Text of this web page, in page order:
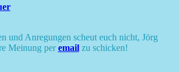
und Anregungen scheut euch nicht, Jörg
Meinung peremailzu schicken!